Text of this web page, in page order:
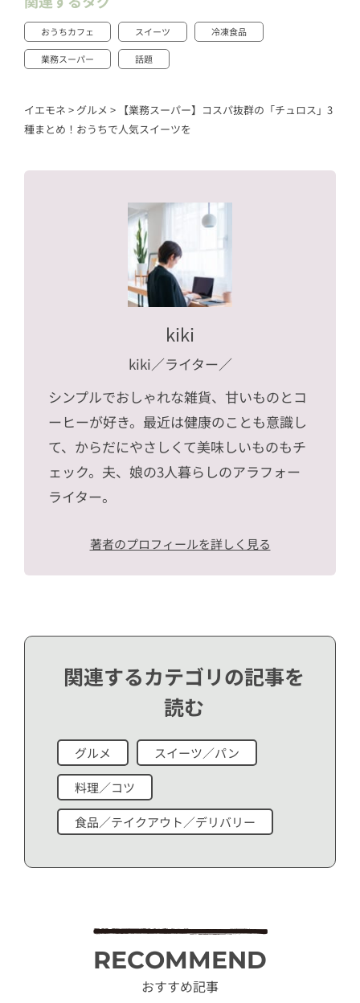
おうちカフェ スイーツ 冷凍食品
業務スーパー 話題
イエモネ > グルメ > 【業務スーパー】コスパ抜群の「チュロス」3
種まとめ！おうちで人気スイーツを
kiki
kiki／ライター／
シンプルでおしゃれな雑貨、甘いものとコ
ーヒーが好き。最近は健康のことも意識し
て、からだにやさしくて美味しいものもチ
ェック。夫、娘の3人暮らしのアラフォー
ライター。
著者のプロフィールを詳しく見る
関連するカテゴリの記事を
読む
グルメ スイーツ／パン
料理／コツ
食品／テイクアウト／デリバリー
RECOMMEND
おすすめ記事